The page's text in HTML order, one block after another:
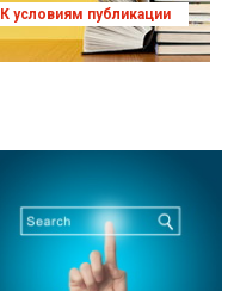
К условиям публикации